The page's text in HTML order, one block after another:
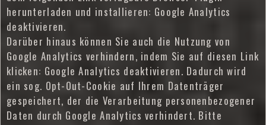
herunterladen und installieren: Google Analytics
deaktivieren.
Darüber hinaus können Sie auch die Nutzung von
Google Analytics verhindern, indem Sie auf diesen Link
klicken: Google Analytics deaktivieren. Dadurch wird
ein sog. Opt-Out-Cookie auf Ihrem Datenträger
gespeichert, der die Verarbeitung personenbezogener
Daten durch Google Analytics verhindert. Bitte